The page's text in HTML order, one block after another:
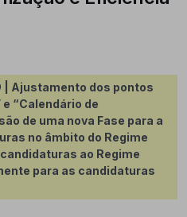
Ajustamento dos pontos
“Calendário de
de uma nova Fase para a
no âmbito do Regime
candidaturas ao Regime
para as candidaturas